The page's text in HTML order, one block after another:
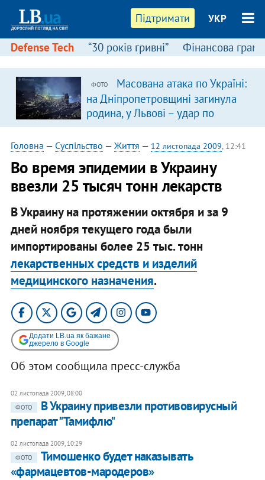
Підтримати УКР
Defense Tech “30 років гривні” Фінансова
ФОТО
Масована атака по Україні:
на Дніпропетровщині загинула
родина, у Львові – удар по
багатоповерхівках
(доповнюється)
Головна — Суспільство — Життя — 12 листопада 2009, 12:41
Во время эпидемии в Украину
ввезли 25 тысяч тонн лекарств
В Украину на протяжении октября и за 9
дней ноября текущего года были
импортированы более 25 тыс. тонн
лекарственных средств и изделий
медицинского назначения.
Додати LB.ua як бажане
джерело в Google
Об этом сообщила пресс-служба
02 листопада 2009, 08:00
ФОТО
В Украину привезли противовирусный
препарат "Тамифлю"
02 листопада 2009, 10:29
ФОТО
Тимошенко будет наказывать
«фармацевтов-мародеров»